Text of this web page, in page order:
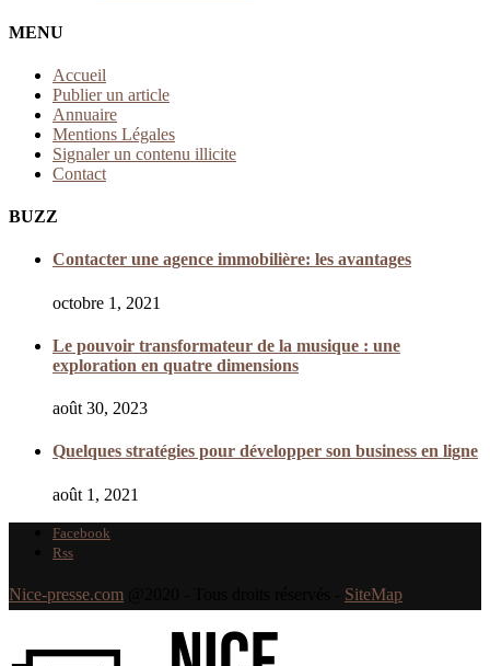
MENU
Accueil
Publier un article
Annuaire
Mentions Légales
Signaler un contenu illicite
Contact
BUZZ
Contacter une agence immobilière: les avantages
octobre 1, 2021
Le pouvoir transformateur de la musique : une
exploration en quatre dimensions
août 30, 2023
Quelques stratégies pour développer son business en ligne
août 1, 2021
Facebook
Rss
Nice-presse.com SiteMap